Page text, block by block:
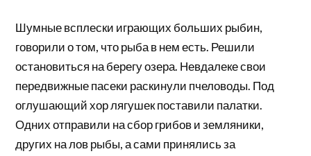
Шумные всплески играющих больших рыбин,
говорили о том, что рыба в нем есть. Решили
остановиться на берегу озера. Невдалеке свои
передвижные пасеки раскинули пчеловоды. Под
оглушающий хор лягушек поставили палатки.
Одних отправили на сбор грибов и земляники,
других на лов рыбы, а сами принялись за